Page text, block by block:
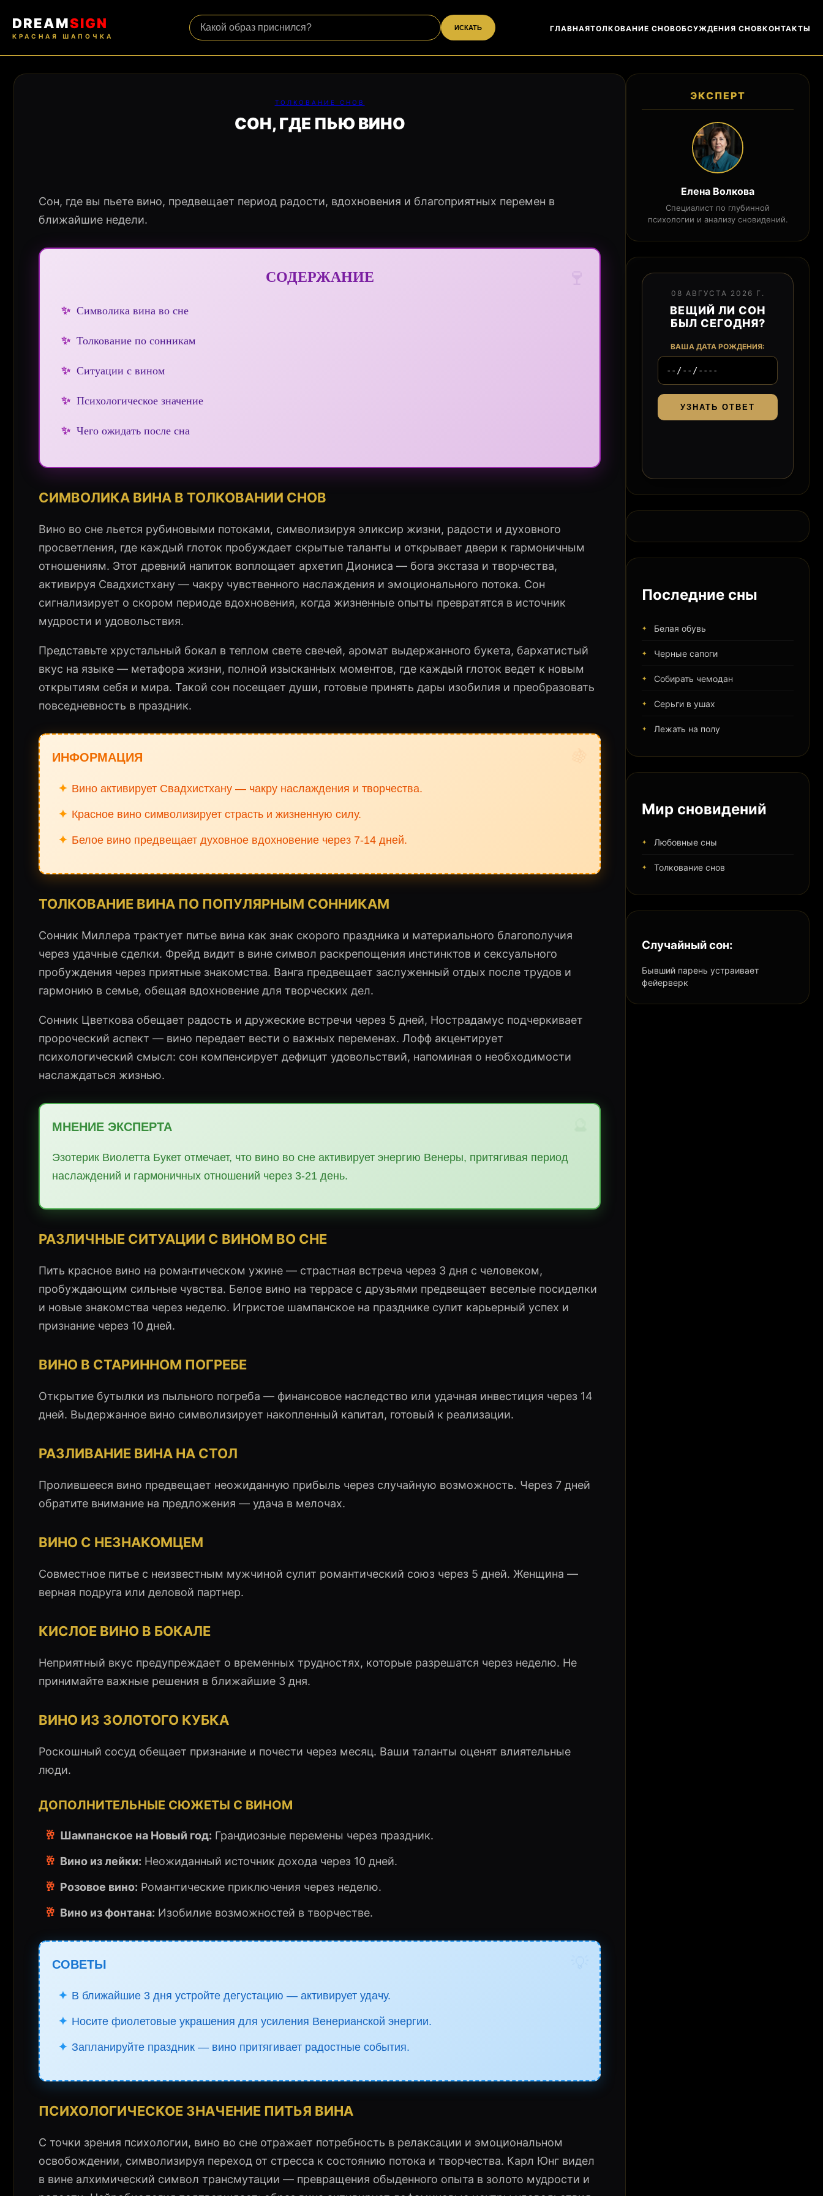
DREAMSIGN
КРАСНАЯ ШАПОЧКА
ИСКАТЬ ГЛАВНАЯТОЛКОВАНИЕ СНОВОБСУЖДЕНИЯ СНОВКОНТАКТЫ
ТОЛКОВАНИЕ СНОВ
СОН, ГДЕ ПЬЮ ВИНО
Сон, где вы пьете вино, предвещает период радости, вдохновения и благоприятных перемен в
ближайшие недели.
СОДЕРЖАНИЕ
✨ Символика вина во сне
✨ Толкование по сонникам
✨ Ситуации с вином
✨ Психологическое значение
✨ Чего ожидать после сна
СИМВОЛИКА ВИНА В ТОЛКОВАНИИ СНОВ
Вино во сне льется рубиновыми потоками, символизируя эликсир жизни, радости и духовного
просветления, где каждый глоток пробуждает скрытые таланты и открывает двери к гармоничным
отношениям. Этот древний напиток воплощает архетип Диониса — бога экстаза и творчества,
активируя Свадхистхану — чакру чувственного наслаждения и эмоционального потока. Сон
сигнализирует о скором периоде вдохновения, когда жизненные опыты превратятся в источник
мудрости и удовольствия.
Представьте хрустальный бокал в теплом свете свечей, аромат выдержанного букета, бархатистый
вкус на языке — метафора жизни, полной изысканных моментов, где каждый глоток ведет к новым
открытиям себя и мира. Такой сон посещает души, готовые принять дары изобилия и преобразовать
повседневность в праздник.
ИНФОРМАЦИЯ
✦ Вино активирует Свадхистхану — чакру наслаждения и творчества.
✦ Красное вино символизирует страсть и жизненную силу.
✦ Белое вино предвещает духовное вдохновение через 7-14 дней.
ТОЛКОВАНИЕ ВИНА ПО ПОПУЛЯРНЫМ СОННИКАМ
Сонник Миллера трактует питье вина как знак скорого праздника и материального благополучия
через удачные сделки. Фрейд видит в вине символ раскрепощения инстинктов и сексуального
пробуждения через приятные знакомства. Ванга предвещает заслуженный отдых после трудов и
гармонию в семье, обещая вдохновение для творческих дел.
Сонник Цветкова обещает радость и дружеские встречи через 5 дней, Нострадамус подчеркивает
пророческий аспект — вино передает вести о важных переменах. Лофф акцентирует
психологический смысл: сон компенсирует дефицит удовольствий, напоминая о необходимости
наслаждаться жизнью.
МНЕНИЕ ЭКСПЕРТА
Эзотерик Виолетта Букет отмечает, что вино во сне активирует энергию Венеры, притягивая период
наслаждений и гармоничных отношений через 3-21 день.
РАЗЛИЧНЫЕ СИТУАЦИИ С ВИНОМ ВО СНЕ
Пить красное вино на романтическом ужине — страстная встреча через 3 дня с человеком,
пробуждающим сильные чувства. Белое вино на террасе с друзьями предвещает веселые посиделки
и новые знакомства через неделю. Игристое шампанское на празднике сулит карьерный успех и
признание через 10 дней.
ВИНО В СТАРИННОМ ПОГРЕБЕ
Открытие бутылки из пыльного погреба — финансовое наследство или удачная инвестиция через 14
дней. Выдержанное вино символизирует накопленный капитал, готовый к реализации.
РАЗЛИВАНИЕ ВИНА НА СТОЛ
Пролившееся вино предвещает неожиданную прибыль через случайную возможность. Через 7 дней
обратите внимание на предложения — удача в мелочах.
ВИНО С НЕЗНАКОМЦЕМ
Совместное питье с неизвестным мужчиной сулит романтический союз через 5 дней. Женщина —
верная подруга или деловой партнер.
КИСЛОЕ ВИНО В БОКАЛЕ
Неприятный вкус предупреждает о временных трудностях, которые разрешатся через неделю. Не
принимайте важные решения в ближайшие 3 дня.
ВИНО ИЗ ЗОЛОТОГО КУБКА
Роскошный сосуд обещает признание и почести через месяц. Ваши таланты оценят влиятельные
люди.
ДОПОЛНИТЕЛЬНЫЕ СЮЖЕТЫ С ВИНОМ
🥂 Шампанское на Новый год: Грандиозные перемены через праздник.
🥂 Вино из лейки: Неожиданный источник дохода через 10 дней.
🥂 Розовое вино: Романтические приключения через неделю.
🥂 Вино из фонтана: Изобилие возможностей в творчестве.
СОВЕТЫ
✦ В ближайшие 3 дня устройте дегустацию — активирует удачу.
✦ Носите фиолетовые украшения для усиления Венерианской энергии.
✦ Запланируйте праздник — вино притягивает радостные события.
ПСИХОЛОГИЧЕСКОЕ ЗНАЧЕНИЕ ПИТЬЯ ВИНА
С точки зрения психологии, вино во сне отражает потребность в релаксации и эмоциональном
освобождении, символизируя переход от стресса к состоянию потока и творчества. Карл Юнг видел
в вине алхимический символ трансмутации — превращения обыденного опыта в золото мудрости и
ЭКСПЕРТ
Елена Волкова
Специалист по глубинной
психологии и анализу сновидений.
08 АВГУСТА 2026 Г.
ВЕЩИЙ ЛИ СОН
БЫЛ СЕГОДНЯ?
ВАША ДАТА РОЖДЕНИЯ:
УЗНАТЬ ОТВЕТ
Последние сны
Белая обувь
Черные сапоги
Собирать чемодан
Серьги в ушах
Лежать на полу
Мир сновидений
Любовные сны
Толкование снов
Случайный сон:
Бывший парень устраивает
фейерверк